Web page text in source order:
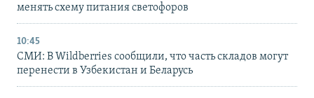
менять схему питания светофоров
10:45
СМИ: В Wildberries сообщили, что часть складов могут
перенести в Узбекистан и Беларусь